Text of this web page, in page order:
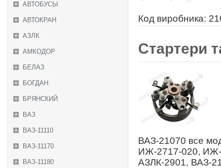
АВТОБУСЫ
АВТОКРАН
АЗЛК
АМКОДОР
БЕЛАЗ
БОГДАН
БРЯНСКИЙ
ВАЗ
ВАЗ-11110
ВАЗ-11170
ВАЗ-11180
Код виробника:
Стартери
ВАЗ-21070 все
ИЖ-2717-020, ИЖ-
АЗЛК-2901, ВАЗ-